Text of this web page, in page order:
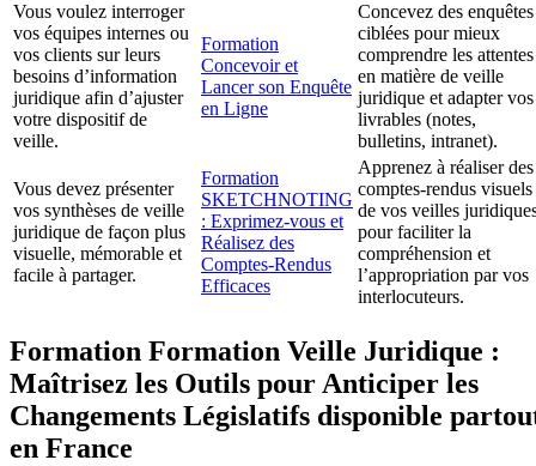
Vous voulez interroger
vos équipes internes ou
vos clients sur leurs
besoins d’information
juridique afin d’ajuster
votre dispositif de
veille.
Formation
Concevoir et
Lancer son Enquête
en Ligne
Concevez des enquêtes
ciblées pour mieux
comprendre les attentes
en matière de veille
juridique et adapter vos
livrables (notes,
bulletins, intranet).
Vous devez présenter
vos synthèses de veille
juridique de façon plus
visuelle, mémorable et
facile à partager.
Formation
SKETCHNOTING
: Exprimez-vous et
Réalisez des
Comptes-Rendus
Efficaces
Apprenez à réaliser des
comptes-rendus visuels
de vos veilles
pour faciliter la
compréhension et
l’appropriation par vos
interlocuteurs.
Formation Formation Veille Juridique :
Maîtrisez les Outils pour Anticiper les
Changements Législatifs disponible
en France